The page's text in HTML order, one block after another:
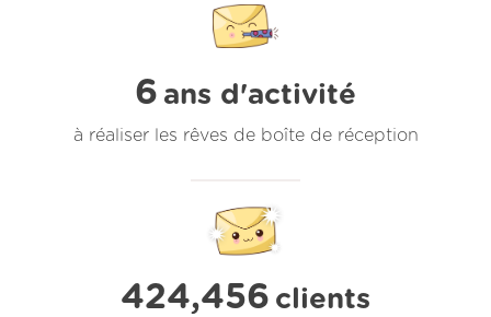
6 ans d'activité
à réaliser les rêves de boîte de réception
424,456 clients